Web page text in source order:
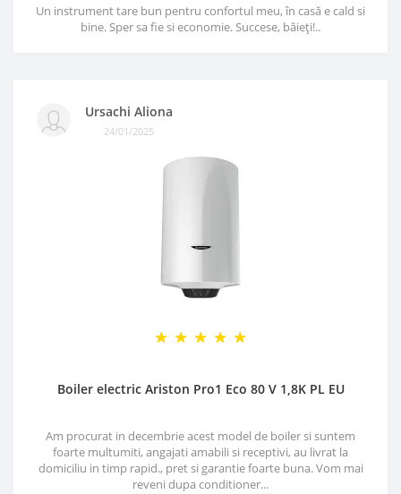
Un instrument tare bun pentru confortul meu, în casă e cald si
bine. Sper sa fie si economie. Succese, băieți!..
Ursachi Aliona
24/01/2025
Boiler electric Ariston Pro1 Eco 80 V 1,8K PL EU
Am procurat in decembrie acest model de boiler si suntem
foarte multumiti, angajati amabili si receptivi, au livrat la
domiciliu in timp rapid., pret si garantie foarte buna. Vom mai
reveni dupa conditioner...